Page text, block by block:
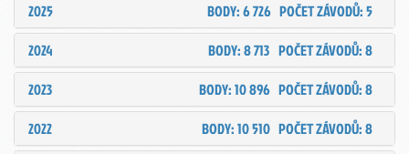
2025
POČET ZÁVODŮ: 5
BODY: 6 726
2024
POČET ZÁVODŮ: 8
BODY: 8 713
2023
POČET ZÁVODŮ: 8
BODY: 10 896
2022
POČET ZÁVODŮ: 8
BODY: 10 510